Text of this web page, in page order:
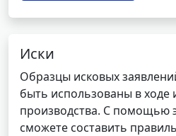
Иски
Образцы исковых
быть использованы в ходе
производства. С помощью
сможете составить